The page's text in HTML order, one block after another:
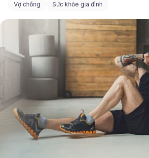
Vợ chồng Sức khỏe gia đình